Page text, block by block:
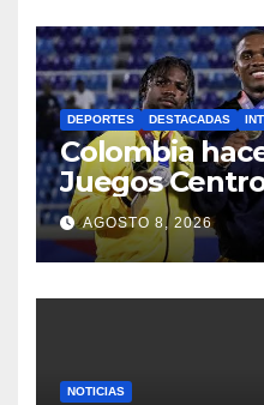
DEPORTES DESTACADAS
Colombia
Juegos
del Caribe
AGOSTO 8, 2026
NOTICIAS